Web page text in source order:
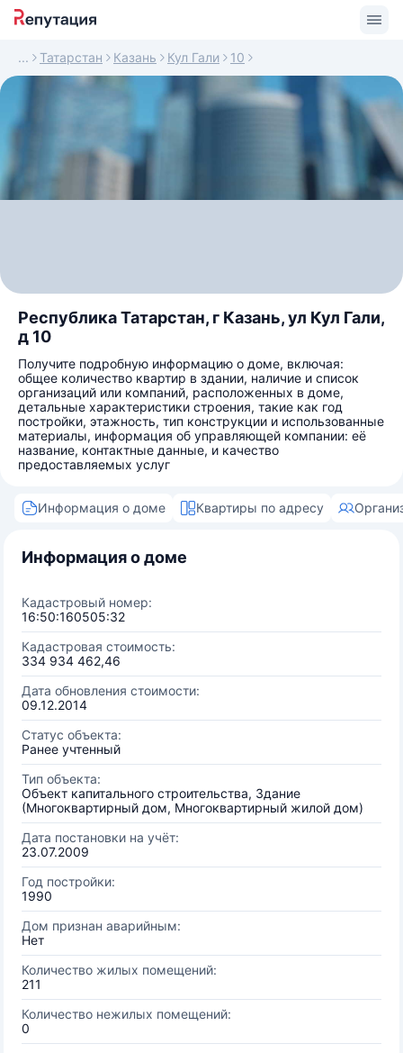
Татарстан Казань Кул Гали 10
Республика Татарстан, г Казань, ул Кул Гали,
д 10
Получите подробную информацию о доме, включая:
общее количество квартир в здании, наличие и список
организаций или компаний, расположенных в доме,
детальные характеристики строения, такие как год
постройки, этажность, тип конструкции и использованные
материалы, информация об управляющей компании: её
название, контактные данные, и качество
предоставляемых услуг
Информация о доме Квартиры по адресу
Информация о доме
Кадастровый номер:
16:50:160505:32
Кадастровая стоимость:
334 934 462,46
Дата обновления стоимости:
09.12.2014
Статус объекта:
Ранее учтенный
Тип объекта:
Объект капитального строительства, Здание
(Многоквартирный дом, Многоквартирный жилой дом)
Дата постановки на учёт:
23.07.2009
Год постройки:
1990
Дом признан аварийным:
Нет
Количество жилых помещений:
211
Количество нежилых помещений:
0